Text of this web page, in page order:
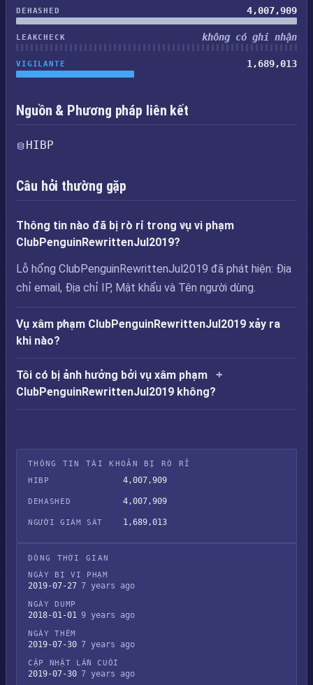
DEHASHED 4,007,909
LEAKCHECK không có ghi nhận
VIGILANTE 1,689,013
Nguồn & Phương pháp liên kết
HIBP
Câu hỏi thường gặp
Thông tin nào đã bị rò rỉ trong vụ vi phạm
ClubPenguinRewrittenJul2019?
Lỗ hổng ClubPenguinRewrittenJul2019 đã phát hiện: Địa
chỉ email, Địa chỉ IP, Mật khẩu và Tên người dùng.
Vụ xâm phạm ClubPenguinRewrittenJul2019 xảy ra
khi nào?
Tôi có bị ảnh hưởng bởi vụ xâm phạm
ClubPenguinRewrittenJul2019 không?
THÔNG TIN TÀI KHOẢN BỊ RÒ RỈ
HIBP
4,007,909
DEHASHED 4,007,909
NGƯỜI GIÁM SÁT 1,689,013
DÒNG THỜI GIAN
NGÀY BỊ VI PHẠM
2019-07-27 7 years ago
NGÀY DUMP
2018-01-01 9 years ago
NGÀY THÊM
2019-07-30 7 years ago
CẬP NHẬT LẦN CUỐI
2019-07-30 7 years ago